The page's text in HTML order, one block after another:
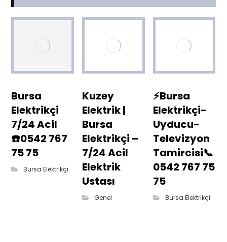
Bursa
Elektrikçi
7/24 Acil
☎️0542 767
75 75
Bursa Elektrikçi
Kuzey
Elektrik |
Bursa
Elektrikçi –
7/24 Acil
Elektrik
Ustası
Genel
⚡Bursa
Elektrikçi-
Uyducu-
Televizyon
Tamircisi📞
0542 767 75
75
Bursa Elektrikçi